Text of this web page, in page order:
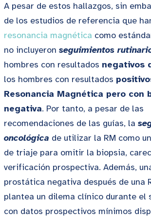
A pesar de estos hallazgos, sin
de los estudios de referencia que
resonancia magnética como
no incluyeron seguimientos
hombres con resultados negativos
los hombres con resultados
Resonancia Magnética pero con
negativa. Por tanto, a pesar de las
recomendaciones de las guías, la
oncológica de utilizar la RM como
de triaje para omitir la biopsia,
verificación prospectiva. Además,
prostática negativa después de una
plantea un dilema clínico durante el
con datos prospectivos mínimos